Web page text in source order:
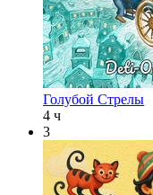
Голубой Стрелы
4 ч
3